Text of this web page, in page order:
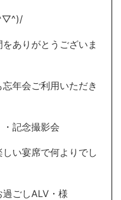
ありがとうございま
年会ご利用いただき
記念撮影会
い宴席で何よりでし
ごしALV・様